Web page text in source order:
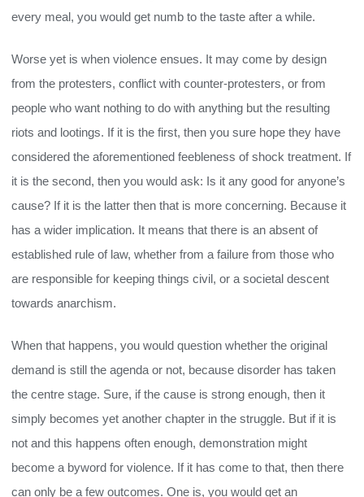
every meal, you would get numb to the taste after a while.
Worse yet is when violence ensues. It may come by design
from the protesters, conflict with counter-protesters, or from
people who want nothing to do with anything but the resulting
riots and lootings. If it is the first, then you sure hope they have
considered the aforementioned feebleness of shock treatment. If
it is the second, then you would ask: Is it any good for anyone’s
cause? If it is the latter then that is more concerning. Because it
has a wider implication. It means that there is an absent of
established rule of law, whether from a failure from those who
are responsible for keeping things civil, or a societal descent
towards anarchism.
When that happens, you would question whether the original
demand is still the agenda or not, because disorder has taken
the centre stage. Sure, if the cause is strong enough, then it
simply becomes yet another chapter in the struggle. But if it is
not and this happens often enough, demonstration might
become a byword for violence. If it has come to that, then there
can only be a few outcomes. One is, you would get an